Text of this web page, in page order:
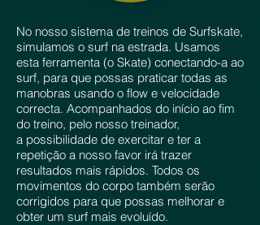
No nosso sistema de treinos de Surfskate,
simulamos o surf na estrada. Usamos
esta ferramenta (o Skate) conectando-a ao
surf, para que possas praticar todas as
manobras usando o flow e velocidade
correcta. Acompanhados do início ao fim
do treino, pelo nosso treinador,
a possibilidade de exercitar e ter a
repetição a nosso favor irá trazer
resultados mais rápidos. Todos os
movimentos do corpo também serão
corrigidos para que possas melhorar e
obter um surf mais evoluído.